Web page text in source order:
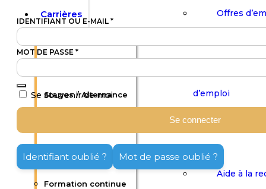
Votre panier est vide.
Boutique
Panier
Boutique
Carrières
Stages / Alternance
d’emploi
Formation continue
Offres
d’emploi
Formation
Isep
Aide à la
IDENTIFIANT OU E-MAIL *
MOT DE PASSE *
Se souvenir de moi
Se connecter
Identifiant oublié ? Mot de passe oublié ?